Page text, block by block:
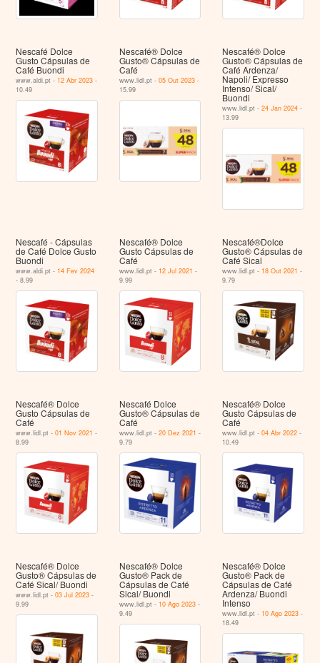
Nescafé Dolce
Gusto Cápsulas de
Café Buondi
www.aldi.pt - 12 Abr 2023 -
10.49
Nescafé® Dolce
Gusto® Cápsulas de
Café
www.lidl.pt - 05 Out 2023-
15.99
Nescafé® Dolce
Gusto® Cápsulas de
Café Ardenza/
Napoli/ Expresso
Intenso/ Sical/
Buondi
www.lidl.pt -24 Jan 2024 -
13.99
Nescafé - Cápsulas
de Café Dolce Gusto
Buondi
www.aldi.pt - 14 Fev 2024
- 8.99
Nescafé® Dolce
Gusto Cápsulas de
Café
www.lidl.pt - 12 Jul 2021 -
9.99
Nescafé®Dolce
Gusto® Cápsulas de
Café Sical
www.lidl.pt - 18 Out 2021 -
9.79
Nescafé® Dolce
Gusto Cápsulas de
Café
www.lidl.pt -01 Nov 2021 -
8.99
Nescafé Dolce
Gusto® Cápsulas de
Café
www.lidl.pt - 20 Dez 2021 -
9.79
Nescafé® Dolce
Gusto Cápsulas de
Café
www.lidl.pt -04 Abr 2022 -
10.49
Nescafé® Dolce
Gusto® Cápsulas de
Café Sical/ Buondi
www.lidl.pt -03 Jul 2023 -
9.99
Nescafé® Dolce
Gusto® Pack de
Cápsulas de Café
Sical/ Buondi
www.lidl.pt - 10 Ago 2023-
9.49
Nescafé® Dolce
Gusto® Pack de
Cápsulas de Café
Ardenza/ Buondi
Intenso
www.lidl.pt - 10 Ago 2023 -
18.49